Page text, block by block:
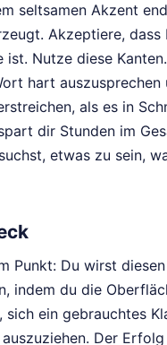
seltsamen Akzent
Akzeptiere, dass
ist. Nutze diese
hart auszusprechen
als es in
dir Stunden im
etwas zu sein,
Punkt: Du wirst
indem du die
sich ein gebrauchtes
Der